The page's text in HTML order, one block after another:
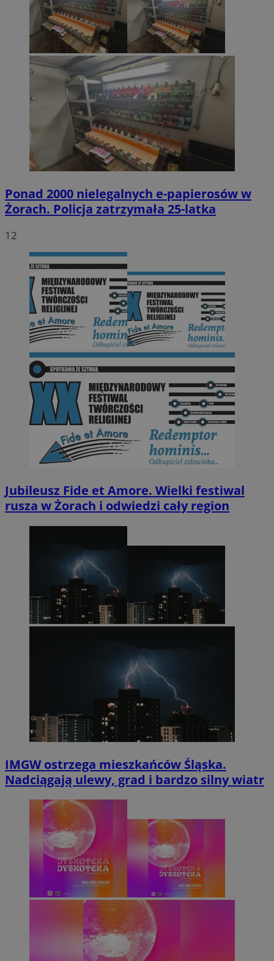
Ponad 2000 nielegalnych e-papierosów w
Żorach. Policja zatrzymała 25-latka
12
Jubileusz Fide et Amore. Wielki festiwal
rusza w Żorach i odwiedzi cały region
IMGW ostrzega mieszkańców Śląska.
Nadciągają ulewy, grad i bardzo silny wiatr